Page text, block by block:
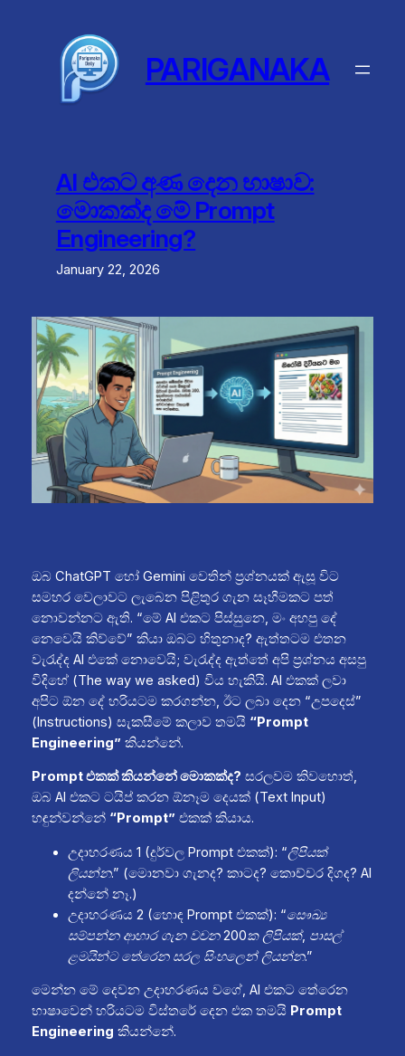
PARIGANAKA
AI එකට අණ දෙන භාෂාව:
මොකක්ද මේ Prompt
Engineering?
January 22, 2026
ඔබ ChatGPT හෝ Gemini වෙතින් ප්‍රශ්නයක් ඇසූ විට
සමහර වෙලාවට ලැබෙන පිළිතුර ගැන සෑහීමකට පත්
නොවන්නට ඇති. “මේ AI එකට පිස්සුනෙ, මං අහපු දේ
නෙවෙයි කිව්වේ” කියා ඔබට හිතුනාද? ඇත්තටම එතන
වැරැද්ද AI එකේ නොවෙයි; වැරැද්ද ඇත්තේ අපි ප්‍රශ්නය අසපු
විදිහේ (The way we asked) විය හැකියි. AI එකක් ලවා
අපිට ඕන දේ හරියටම කරගන්න, ඊට ලබා දෙන “උපදෙස්”
(Instructions) සැකසීමේ කලාව තමයි “Prompt
Engineering” කියන්නේ.
Prompt එකක් කියන්නේ මොකක්ද? සරලවම කිවහොත්,
ඔබ AI එකට ටයිප් කරන ඕනෑම දෙයක් (Text Input)
හඳුන්වන්නේ “Prompt” එකක් කියාය.
උදාහරණය 1 (දුර්වල Prompt එකක්): “ලිපියක්
ලියන්න.” (මොනවා ගැනද? කාටද? කොච්චර දිගද? AI
දන්නේ නෑ.)
උදාහරණය 2 (හොඳ Prompt එකක්): “සෞඛ්‍ය
සම්පන්න ආහාර ගැන වචන 200ක ලිපියක්, පාසල්
ළමයින්ට තේරෙන සරල සිංහලෙන් ලියන්න.”
මෙන්න මේ දෙවන උදාහරණය වගේ, AI එකට තේරෙන
භාෂාවෙන් හරියටම විස්තරේ දෙන එක තමයි Prompt
Engineering කියන්නේ.